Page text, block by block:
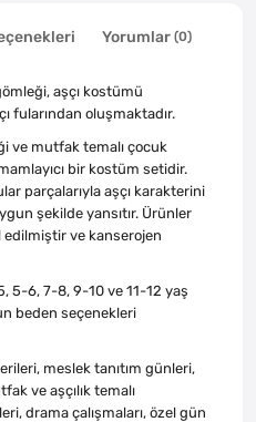
Yorumlar (0)
aşçı kostümü
fularından oluşmaktadır.
ve mutfak temalı çocuk
bir kostüm setidir.
parçalarıyla aşçı karakterini
şekilde yansıtır. Ürünler
ve kanserojen
5-6, 7-8, 9-10 ve 11-12 yaş
beden seçenekleri
meslek tanıtım günleri,
ve aşçılık temalı
drama çalışmaları, özel gün